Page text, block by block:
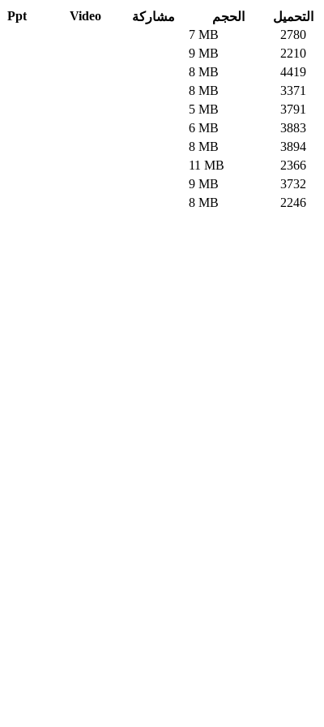
Ppt Video مشاركة الحجم
التحميل
7 MB
2780
9 MB
2210
8 MB
4419
8 MB
3371
5 MB
3791
6 MB
3883
8 MB
3894
11 MB
2366
9 MB
3732
8 MB 2246